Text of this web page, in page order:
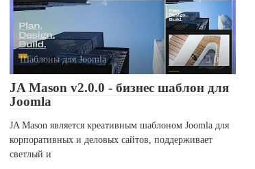
Шаблоны для Joomla 0
JA Mason v2.0.0 - бизнес шаблон для
Joomla
JA Mason является креативным шаблоном Joomla для
корпоративных и деловых сайтов, поддерживает
светлый и